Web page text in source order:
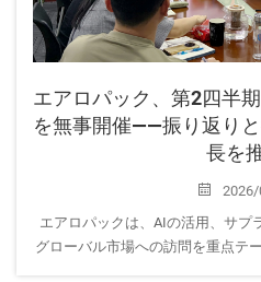
エアロパック、第2四半
を無事開催――振り返り
長を
エアロパックは、AIの活用、サプ
グローバル市場への訪問を重点テ